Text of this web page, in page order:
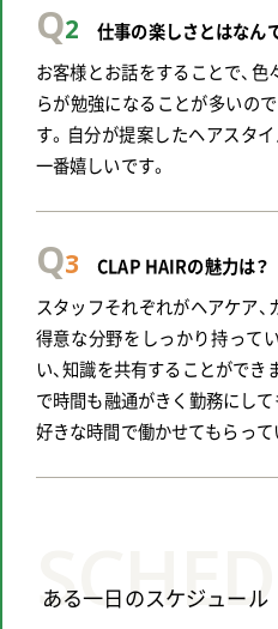
Q2
仕事の楽しさとはなん
お客様とお話をすることで、色
らが勉強になることが多いの
す。自分が提案したヘアスタ
一番嬉しいです。
Q3
CLAP HAIRの魅力は？
スタッフそれぞれがヘアケア
得意な分野をしっかり持って
い、知識を共有することがで
で時間も融通がきく勤務にして
好きな時間で働かせてもらって
ある一日のスケジュール